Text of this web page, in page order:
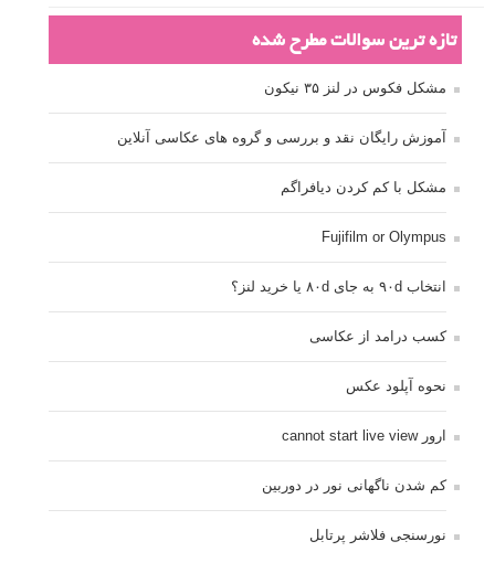
تازه ترین سوالات مطرح شده
مشکل فکوس در لنز ۳۵ نیکون
آموزش رایگان نقد و بررسی و گروه های عکاسی آنلاین
مشکل با کم کردن دیافراگم
Fujifilm or Olympus
انتخاب ۹۰d به جای ۸۰d یا خرید لنز؟
کسب درامد از عکاسی
نحوه آپلود عکس
ارور cannot start live view
کم شدن ناگهانی نور در دوربین
نورسنجی فلاشر پرتابل